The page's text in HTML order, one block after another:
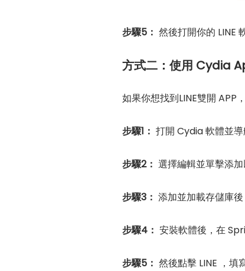
步驟5： 然後打開你的 LINE
方式二：使用 Cydia
如果你想找到LINE雙開 APP
步驟1： 打開 Cydia 軟體並導
步驟2： 選擇編輯並單擊添加
步驟3： 添加並加載存儲庫
步驟4： 安裝軟體後，在
步驟5： 然後點擊 LINE ，填